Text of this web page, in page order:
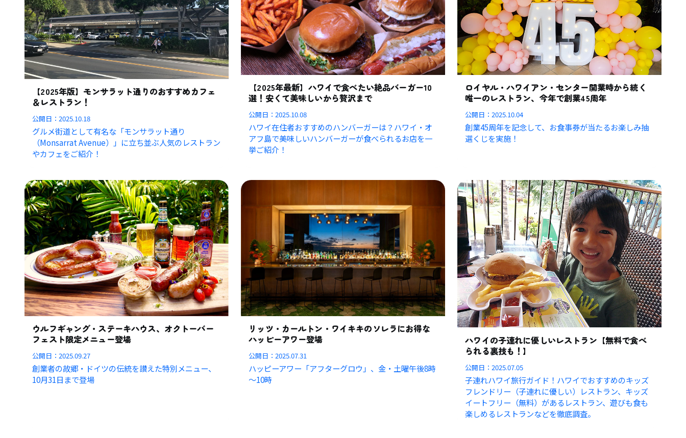
【2025年版】モンサラット通りのおすすめカフェ
＆レストラン！
公開日：2025.10.18
グルメ街道として有名な「モンサラット通り
（Monsarrat Avenue）」に立ち並ぶ人気のレストラン
やカフェをご紹介！
【2025年最新】ハワイで食べたい絶品バーガー10
選！安くて美味しいから贅沢まで
公開日：2025.10.08
ハワイ在住者おすすめのハンバーガーは？ハワイ・オ
アフ島で美味しいハンバーガーが食べられるお店を一
挙ご紹介！
ロイヤル・ハワイアン・センター開業時から続く
唯一のレストラン、今年で創業45周年
公開日：2025.10.04
創業45周年を記念して、お食事券が当たるお楽しみ抽
選くじを実施！
ウルフギャング・ステーキハウス、オクトーバー
フェスト限定メニュー登場
公開日：2025.09.27
創業者の故郷・ドイツの伝統を讃えた特別メニュー、
10月31日まで登場
リッツ・カールトン・ワイキキのソレラにお得な
ハッピーアワー登場
公開日：2025.07.31
ハッピーアワー「アフターグロウ」、金・土曜午後8時
～10時
ハワイの子連れに優しいレストラン【無料で食べ
られる裏技も！】
公開日：2025.07.05
子連れハワイ旅行ガイド！ハワイでおすすめのキッズ
フレンドリー（子連れに優しい）レストラン、キッズ
イートフリー（無料）があるレストラン、遊びも食も
楽しめるレストランなどを徹底調査。